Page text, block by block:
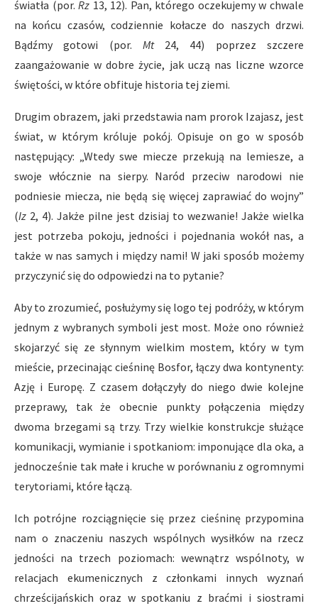
światła (por.Rz 13, 12). Pan, którego oczekujemy w chwale
na końcu czasów, codziennie kołacze do naszych drzwi.
Bądźmy gotowi (por. Mt24, 44) poprzez szczere
zaangażowanie w dobre życie, jak uczą nas liczne wzorce
świętości, w które obfituje historia tej ziemi.
Drugim obrazem, jaki przedstawia nam prorok Izajasz, jest
świat, w którym króluje pokój. Opisuje on go w sposób
następujący: „Wtedy swe miecze przekują na lemiesze, a
swoje włócznie na sierpy. Naród przeciw narodowi nie
podniesie miecza, nie będą się więcej zaprawiać do wojny”
(Iz 2, 4). Jakże pilne jest dzisiaj to wezwanie! Jakże wielka
jest potrzeba pokoju, jedności i pojednania wokół nas, a
także w nas samych i między nami! W jaki sposób możemy
przyczynić się do odpowiedzi na to pytanie?
Aby to zrozumieć, posłużymy się logo tej podróży, w którym
jednym z wybranych symboli jest most. Może ono również
skojarzyć się ze słynnym wielkim mostem, który w tym
mieście, przecinając cieśninę Bosfor, łączy dwa kontynenty:
Azję i Europę. Z czasem dołączyły do niego dwie kolejne
przeprawy, tak że obecnie punkty połączenia między
dwoma brzegami są trzy. Trzy wielkie konstrukcje służące
komunikacji, wymianie i spotkaniom: imponujące dla oka, a
jednocześnie tak małe i kruche w porównaniu z ogromnymi
terytoriami, które łączą.
Ich potrójne rozciągnięcie się przez cieśninę przypomina
nam o znaczeniu naszych wspólnych wysiłków na rzecz
jedności na trzech poziomach: wewnątrz wspólnoty, w
relacjach ekumenicznych z członkami innych wyznań
chrześcijańskich oraz w spotkaniu z braćmi i siostrami